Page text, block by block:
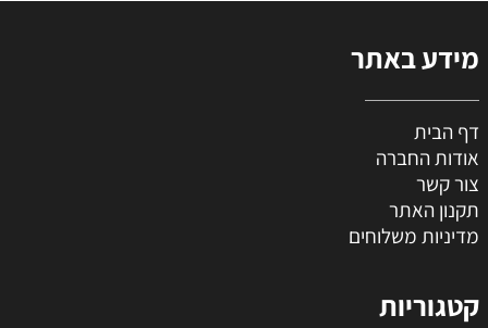
מידע באתר
דף הבית
אודות החברה
צור קשר
תקנון האתר
מדיניות משלוחים
קטגוריות